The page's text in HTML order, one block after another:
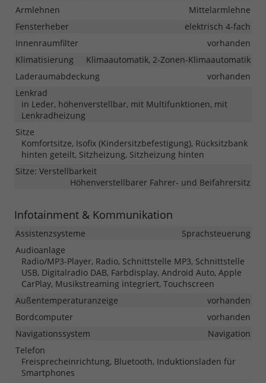
Armlehnen
Mittelarmlehne
Fensterheber
elektrisch 4-fach
Innenraumfilter
vorhanden
Klimatisierung
Klimaautomatik, 2-Zonen-Klimaautomatik
Laderaumabdeckung
vorhanden
Lenkrad
in Leder, höhenverstellbar, mit Multifunktionen, mit
Lenkradheizung
Sitze
Komfortsitze, Isofix (Kindersitzbefestigung), Rücksitzbank
hinten geteilt, Sitzheizung, Sitzheizung hinten
Sitze: Verstellbarkeit
Höhenverstellbarer Fahrer- und Beifahrersitz
Infotainment & Kommunikation
Assistenzsysteme
Sprachsteuerung
Audioanlage
Radio/MP3-Player, Radio, Schnittstelle MP3, Schnittstelle
USB, Digitalradio DAB, Farbdisplay, Android Auto, Apple
CarPlay, Musikstreaming integriert, Touchscreen
Außentemperaturanzeige
vorhanden
Bordcomputer
vorhanden
Navigationssystem
Navigation
Telefon
Freisprecheinrichtung, Bluetooth, Induktionsladen für
Smartphones